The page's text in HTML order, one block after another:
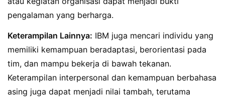
pengalaman yang berharga.
Keterampilan Lainnya: IBM juga mencari individu yang
memiliki kemampuan beradaptasi, berorientasi pada
tim, dan mampu bekerja di bawah tekanan.
Keterampilan interpersonal dan kemampuan berbahasa
asing juga dapat menjadi nilai tambah, terutama